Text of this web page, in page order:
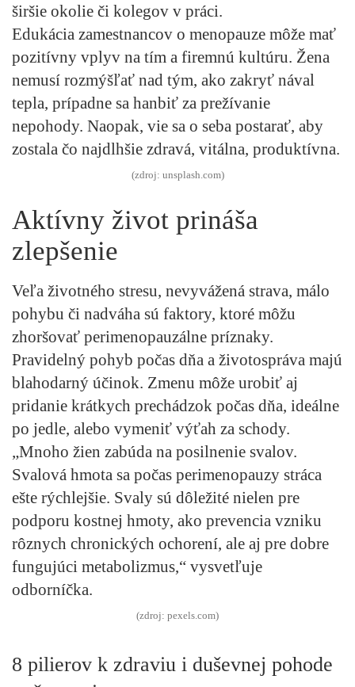
širšie okolie či kolegov v práci.
Edukácia zamestnancov o menopauze môže mať
pozitívny vplyv na tím a firemnú kultúru. Žena
nemusí rozmýšľať nad tým, ako zakryť nával
tepla, prípadne sa hanbiť za prežívanie
nepohody. Naopak, vie sa o seba postarať, aby
zostala čo najdlhšie zdravá, vitálna, produktívna.
(zdroj: unsplash.com)
Aktívny život prináša
zlepšenie
Veľa životného stresu, nevyvážená strava, málo
pohybu či nadváha sú faktory, ktoré môžu
zhoršovať perimenopauzálne príznaky.
Pravidelný pohyb počas dňa a životospráva majú
blahodarný účinok. Zmenu môže urobiť aj
pridanie krátkych prechádzok počas dňa, ideálne
po jedle, alebo vymeniť výťah za schody.
„Mnoho žien zabúda na posilnenie svalov.
Svalová hmota sa počas perimenopauzy stráca
ešte rýchlejšie. Svaly sú dôležité nielen pre
podporu kostnej hmoty, ako prevencia vzniku
rôznych chronických ochorení, ale aj pre dobre
fungujúci metabolizmus,“ vysvetľuje
odborníčka.
(zdroj: pexels.com)
8 pilierov k zdraviu i duševnej pohode